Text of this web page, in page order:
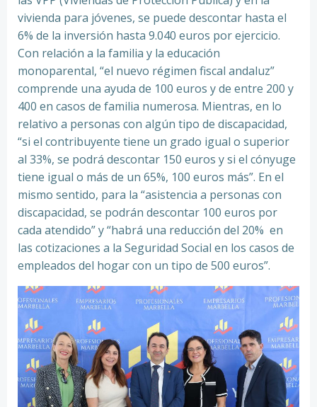
vivienda para jóvenes, se puede descontar hasta el
6% de la inversión hasta 9.040 euros por ejercicio.
Con relación a la familia y la educación
monoparental, “el nuevo régimen fiscal andaluz”
comprende una ayuda de 100 euros y de entre 200 y
400 en casos de familia numerosa. Mientras, en lo
relativo a personas con algún tipo de discapacidad,
“si el contribuyente tiene un grado igual o superior
al 33%, se podrá descontar 150 euros y si el cónyuge
tiene igual o más de un 65%, 100 euros más”. En el
mismo sentido, para la “asistencia a personas con
discapacidad, se podrán descontar 100 euros por
cada atendido” y “habrá una reducción del 20% en
las cotizaciones a la Seguridad Social en los casos de
empleados del hogar con un tipo de 500 euros”.